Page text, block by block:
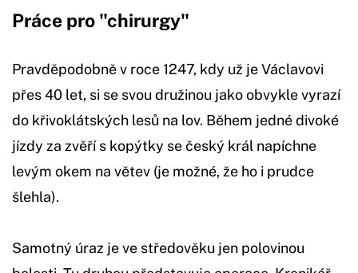
Práce pro "chirurgy"
Pravděpodobně v roce 1247, kdy už je Václavovi
přes 40 let, si se svou družinou jako obvykle vyrazí
do křivoklátských lesů na lov. Během jedné divoké
jízdy za zvěří s kopýtky se český král napíchne
levým okem na větev (je možné, že ho i prudce
šlehla).
Samotný úraz je ve středověku jen polovinou